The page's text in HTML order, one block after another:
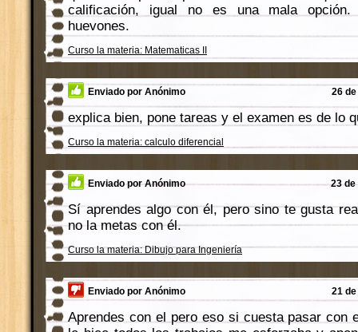
calificación, igual no es una mala
huevones.
Curso la materia: Matematicas II
Enviado por Anónimo 26
explica bien, pone tareas y el examen es de lo
Curso la materia: calculo diferencial
Enviado por Anónimo 23 de
Sí aprendes algo con él, pero sino te gusta
no la metas con él.
Curso la materia: Dibujo para Ingeniería
Enviado por Anónimo 21
Aprendes con el pero eso si cuesta pasar con